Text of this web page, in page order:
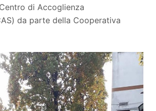
di Accoglienza
da parte della Cooperativa